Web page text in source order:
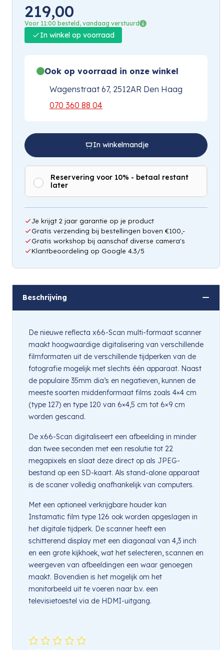
219,00
Voor 11:00 besteld, vandaag verstuurd
In winkel op voorraad
Ook op voorraad in onze winkel
Wagenstraat 67, 2512AR Den Haag
070 360 88 04
In winkelmandje
Reservering voor 10% - betaal restant
later
Je krijgt 2 jaar garantie op je product
Gratis verzending bij bestellingen boven €100,-
Gratis workshop bij aanschaf diverse camera's
Klantbeoordeling op Google 4.3/5
Beschrijving
De nieuwe reflecta x66-Scan multi-formaat scanner
maakt hoogwaardige digitalisering van verschillende
filmformaten uit de verschillende tijdperken van de
fotografie mogelijk met slechts één apparaat. Naast
de populaire 35mm dia’s en negatieven, kunnen de
meeste soorten middenformaat films zoals 4×4 cm
(type 127) en type 120 van 6×4,5 cm tot 6×9 cm
worden gescand.
De x66-Scan digitaliseert een afbeelding in minder
dan twee seconden met een resolutie tot 22
megapixels en slaat deze direct op als JPEG-
bestand op een SD-kaart. Als stand-alone apparaat
is de scaner volledig onafhankelijk van computers.
Met een optioneel verkrijgbare houder kan
Instamatic film type 126 ook worden opgeslagen in
het digitale tijdperk. De scanner heeft een
schitterend display met een diagonaal van 4,3 inch
en een grote kijkhoek, wat het selecteren, scannen en
weergeven van afbeeldingen een waar genoegen
maakt. Bovendien is het mogelijk om het
monitorbeeld uit te voeren naar b.v. een
televisietoestel via de HDMI-uitgang.